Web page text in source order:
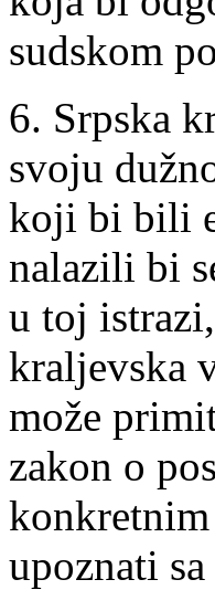
sudskom
6. Srpska
svoju
koji bi bili
nalazili bi
u toj
kraljevska
može
zakon o
upoznati